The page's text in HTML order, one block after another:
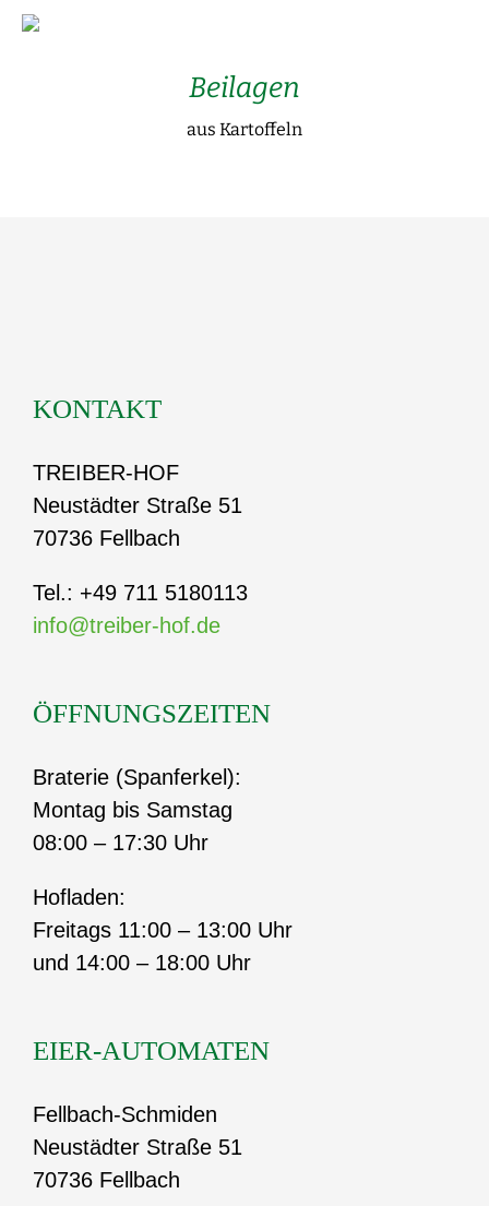
Beilagen
aus Kartoffeln
KONTAKT
TREIBER-HOF
Neustädter Straße 51
70736 Fellbach
Tel.: +49 711 5180113
info@treiber-hof.de
ÖFFNUNGSZEITEN
Braterie (Spanferkel):
Montag bis Samstag
08:00 – 17:30 Uhr
Hofladen:
Freitags 11:00 – 13:00 Uhr
und 14:00 – 18:00 Uhr
EIER-AUTOMATEN
Fellbach-Schmiden
Neustädter Straße 51
70736 Fellbach